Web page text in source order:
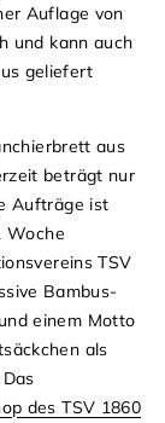
Auflage von
und kann auch
geliefert
aus
beträgt nur
Aufträge ist
Woche
TSV
Bambus-
einem Motto
als
des TSV 1860